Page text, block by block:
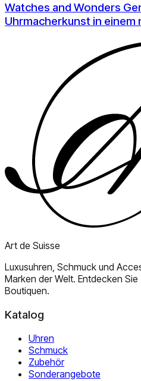
Watches and Wonders
Uhrmacherkunst in einem
Art de Suisse
Luxusuhren, Schmuck und
Marken der Welt. Entdecken
Boutiquen.
Katalog
Uhren
Schmuck
Zubehör
Sonderangebote